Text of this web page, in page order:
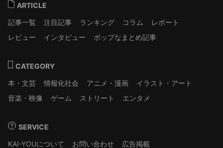
ARTICLE
記事一覧
注目記事 ランキング コラム
レポート
レビュー
インタビュー ポップなまとめ記事
CATEGORY
本・文芸
情報化社会 アニメ・漫画
イラスト・アート
音楽・映像
ゲーム ストリート エンタメ
SERVICE
KAI-YOUについて
お問い合わせ 広告掲載